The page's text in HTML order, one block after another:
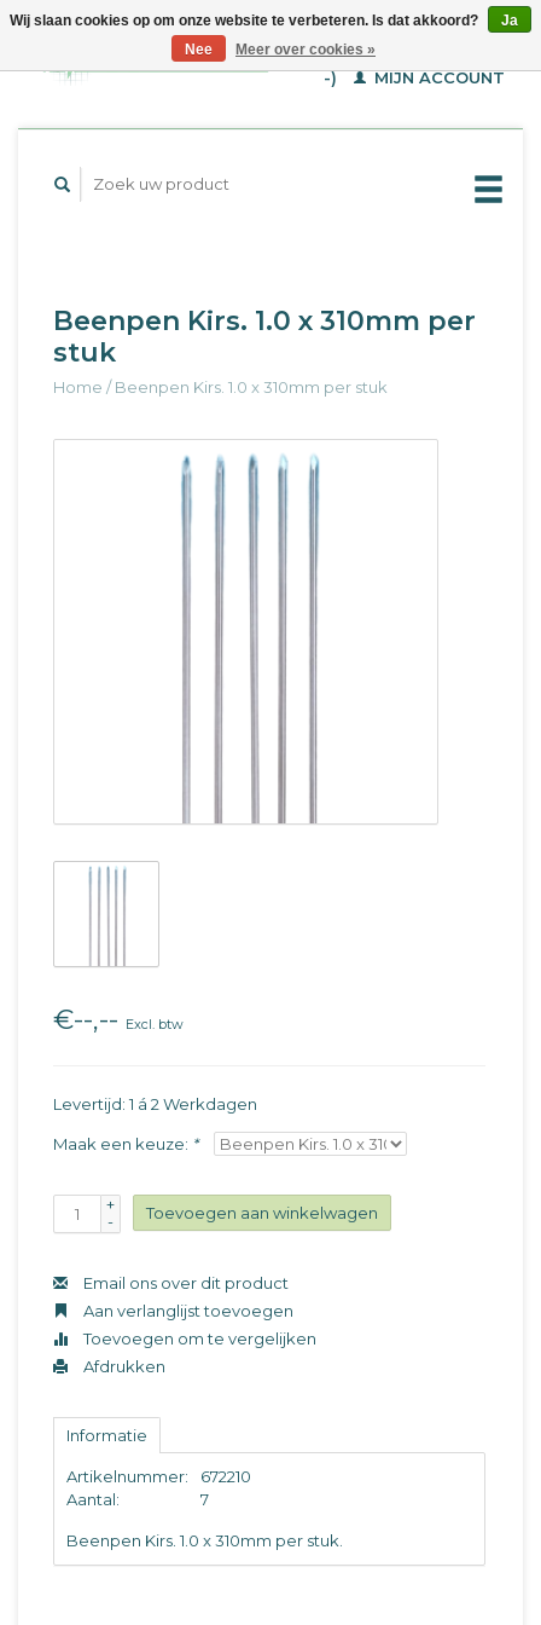
WINKELWAGEN (€--,-
-)
MIJN ACCOUNT
Beenpen Kirs. 1.0 x 310mm per
stuk
Home /Beenpen Kirs. 1.0 x 310mm per stuk
€--,-- Excl. btw
Levertijd: 1 á 2 Werkdagen
Maak een keuze: *
+
-
Toevoegen aan winkelwagen
Email ons over dit product
Aan verlanglijst toevoegen
Toevoegen om te vergelijken
Afdrukken
Informatie
Artikelnummer:
672210
Aantal:
7
Beenpen Kirs. 1.0 x 310mm per stuk.
Wij slaan cookies op om onze website te verbeteren. Is dat akkoord?
Ja
Nee
Meer over cookies »